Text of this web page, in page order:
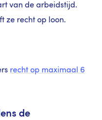
van de arbeidstijd.
ze recht op loon.
recht op maximaal 6
de